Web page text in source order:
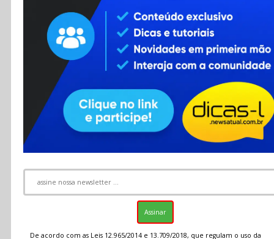
Contato
RSS
De acordo com as Leis 12.965/2014 e 13.709/2018, que regulam o uso da